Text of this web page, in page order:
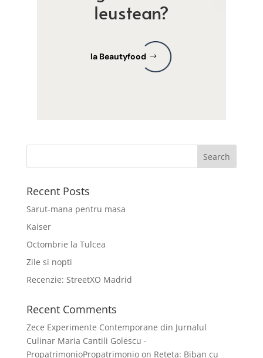
leustean?
la Beautyfood
Recent Posts
Sarut-mana pentru masa
Kaiser
Octombrie la Tulcea
Zile si nopti
Recenzie: StreetXO Madrid
Recent Comments
Zece Experimente Contemporane din Jurnalul
Culinar Maria Cantili Golescu -
PropatrimonioPropatrimonioon Reteta: Biban cu